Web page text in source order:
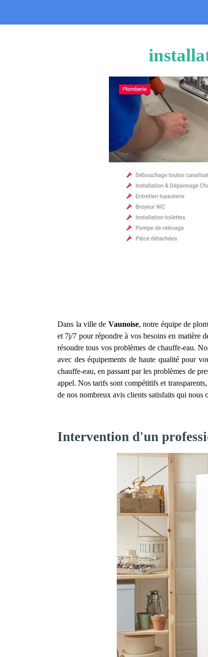
Dans la ville de Vaunoise, notre équipe de
et 7j/7 pour répondre à vos besoins en matière
résoudre tous vos problèmes de chauffe-eau.
avec des équipements de haute qualité pour
chauffe-eau, en passant par les problèmes de
appel. Nos tarifs sont compétitifs et
de nos nombreux avis clients satisfaits qui nous
Intervention d'un